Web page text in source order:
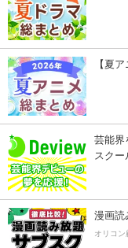
【夏
芸能界
スク
漫画読
オリコン